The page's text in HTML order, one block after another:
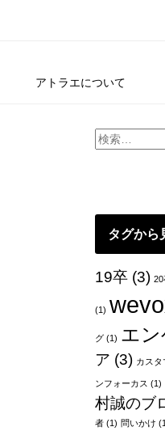
アトラエについて
タグから
19卒 (3) 20
(1)
グ (1) エン
ア (3) カスタ
ンフォーカス (1)
村誠のブ
者 (1) 問いかけ